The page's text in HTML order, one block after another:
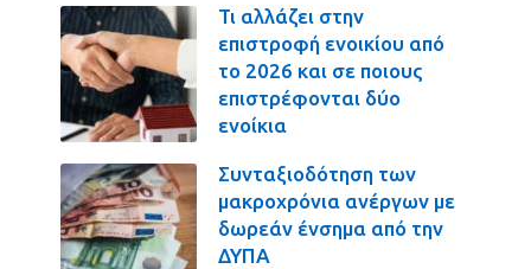
Τι αλλάζει στην
επιστροφή ενοικίου από
το 2026 και σε ποιους
επιστρέφονται δύο
ενοίκια
Συνταξιοδότηση των
μακροχρόνια ανέργων με
δωρεάν ένσημα από την
ΔΥΠΑ